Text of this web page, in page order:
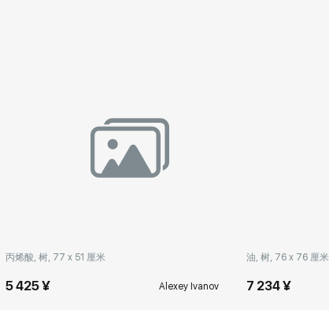
丙烯酸, 树, 77 x 51 厘米
5 425 ¥ Alexey Ivanov
油, 树, 76 x 76 厘米
7 234 ¥